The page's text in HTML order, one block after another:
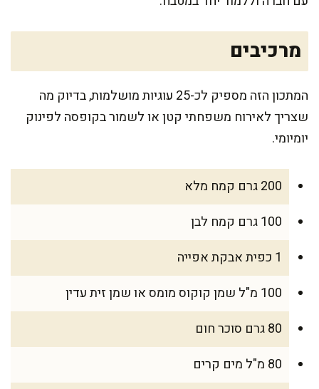
מרכיבים
המתכון הזה מספיק לכ-25 עוגיות מושלמות, בדיוק מה
שצריך לאירוח משפחתי קטן או לשמור בקופסה לפינוק
יומיומי.
200 גרם קמח מלא
100 גרם קמח לבן
1 כפית אבקת אפייה
100 מ"ל שמן קוקוס מומס או שמן זית עדין
80 גרם סוכר חום
80 מ"ל מים קרים